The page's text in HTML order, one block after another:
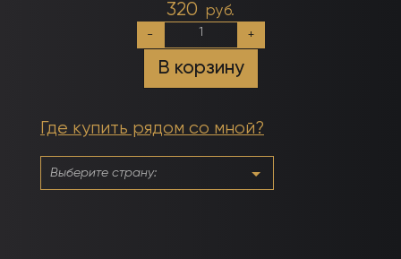
320 руб.
Количество
Обезжириватель-
дезинфектор,
снятия
слоя
3
- +
В корзину
Где купить рядом со мной?